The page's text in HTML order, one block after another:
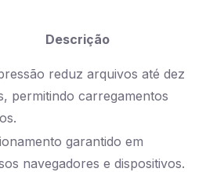
Descrição
reduz arquivos até dez
permitindo carregamentos
garantido em
navegadores e dispositivos.